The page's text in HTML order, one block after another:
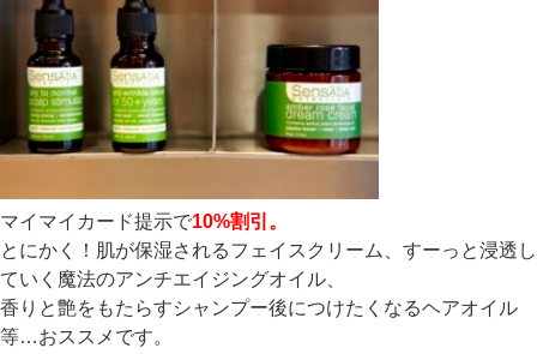
マイマイカード提示で10%割引。
とにかく！肌が保湿されるフェイスクリーム、すーっと浸透し
ていく魔法のアンチエイジングオイル、
香りと艶をもたらすシャンプー後につけたくなるヘアオイル
等…おススメです。